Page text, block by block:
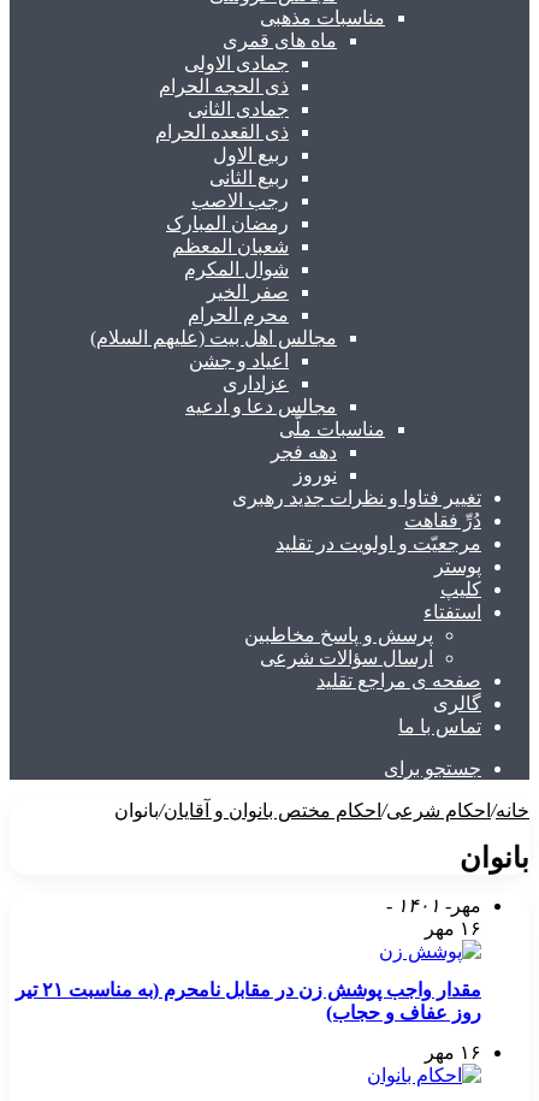
مناسبات مذهبی
ماه های قمری
جمادی الاولی
ذی الحجه الحرام
جمادی الثانی
ذی القعده الحرام
ربیع الاول
ربیع الثانی
رجب الاصب
رمضان المبارک
شعبان المعظم
شوال المکرم
صفر الخیر
محرم الحرام
مجالس اهل بیت (علیهم السلام)
اعیاد و جشن
عزاداری
مجالس دعا و ادعیه
مناسبات ملّی
دهه فجر
نوروز
تغییر فتاوا و نظرات جدید رهبری
دُرِّ فقاهت
مرجعیّت و اولویت در تقلید
پوستر
کلیپ
استفتاء
پرسش و پاسخ مخاطبین
ارسال سؤالات شرعی
صفحه ی مراجع تقلید
گالری
تماس با ما
جستجو برای
خانه/ احکام شرعی/ احکام مختص بانوان و آقایان/بانوان
بانوان
مهر - ۱۴۰۱ -
۱۶ مهر
مقدار واجب پوشش زن در مقابل نامحرم (به مناسبت ۲۱ تیر
روز عفاف و حجاب)
۱۶ مهر